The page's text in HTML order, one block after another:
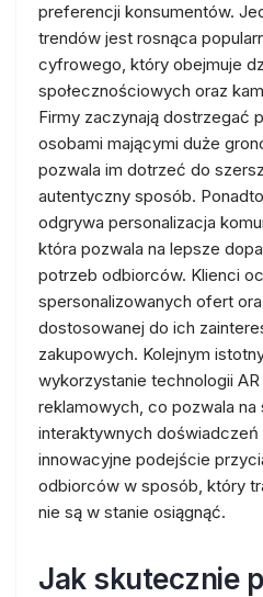
preferencji konsumentów.
trendów jest rosnąca
cyfrowego, który obejmuje
społecznościowych oraz
Firmy zaczynają dostrzegać
osobami mającymi duże
pozwala im dotrzeć do
autentyczny sposób.
odgrywa personalizacja
która pozwala na lepsze
potrzeb odbiorców. Klienci
spersonalizowanych ofert
dostosowanej do ich
zakupowych. Kolejnym
wykorzystanie technologii
reklamowych, co pozwala na
interaktywnych doświadczeń
innowacyjne podejście
odbiorców w sposób, który
nie są w stanie osiągnąć.
Jak skutecznie